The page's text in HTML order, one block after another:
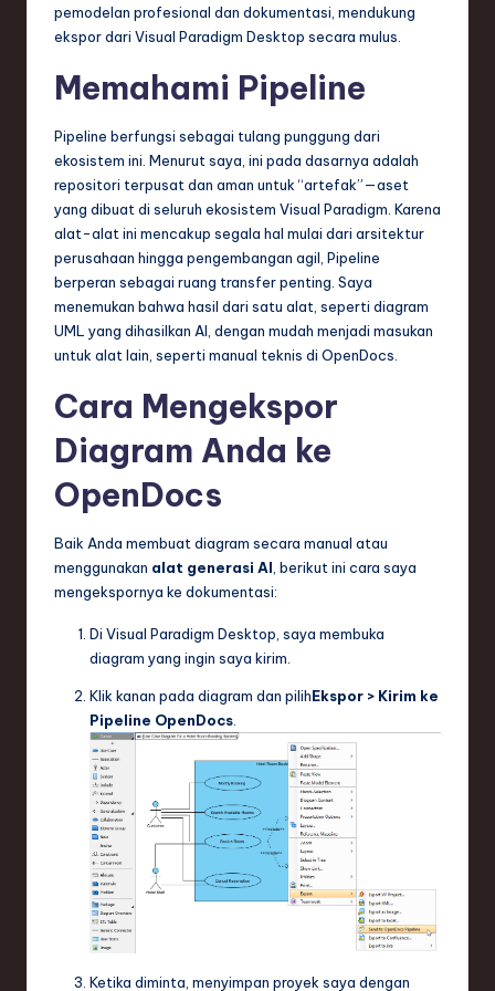
pemodelan profesional dan dokumentasi, mendukung
ekspor dari Visual Paradigm Desktop secara mulus.
Memahami Pipeline
Pipeline berfungsi sebagai tulang punggung dari
ekosistem ini. Menurut saya, ini pada dasarnya adalah
repositori terpusat dan aman untuk “artefak”—aset
yang dibuat di seluruh ekosistem Visual Paradigm. Karena
alat-alat ini mencakup segala hal mulai dari arsitektur
perusahaan hingga pengembangan agil, Pipeline
berperan sebagai ruang transfer penting. Saya
menemukan bahwa hasil dari satu alat, seperti diagram
UML yang dihasilkan AI, dengan mudah menjadi masukan
untuk alat lain, seperti manual teknis di OpenDocs.
Cara Mengekspor
Diagram Anda ke
OpenDocs
Baik Anda membuat diagram secara manual atau
menggunakan alat generasi AI, berikut ini cara saya
mengekspornya ke dokumentasi:
Di Visual Paradigm Desktop, saya membuka
diagram yang ingin saya kirim.
Klik kanan pada diagram dan pilihEkspor > Kirim ke
Pipeline OpenDocs.
Ketika diminta, menyimpan proyek saya dengan